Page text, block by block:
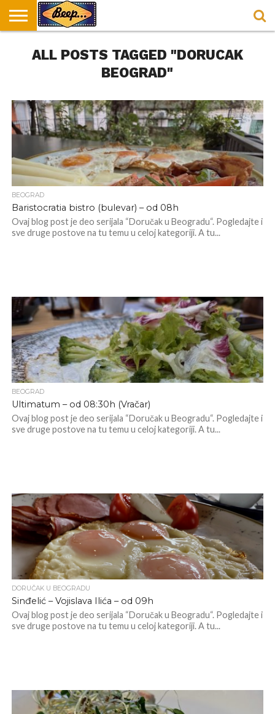
DORUČAK
SVAKODNEVICA
ENTERTAINMENT
LOKACIJE
ZA
HRANA I
RECEPTI
NEPUSACKI
LOKALI
ALL POSTS TAGGED "DORUCAK
BEOGRAD"
BEOGRAD
Baristocratia bistro (bulevar) – od 08h
Ovaj blog post je deo serijala “Doručak u Beogradu“. Pogledajte i
sve druge postove na tu temu u celoj kategoriji. A tu...
BEOGRAD
Ultimatum – od 08:30h (Vračar)
Ovaj blog post je deo serijala “Doručak u Beogradu“. Pogledajte i
sve druge postove na tu temu u celoj kategoriji. A tu...
DORUČAK U BEOGRADU
Sinđelić – Vojislava Ilića – od 09h
Ovaj blog post je deo serijala “Doručak u Beogradu“. Pogledajte i
sve druge postove na tu temu u celoj kategoriji. A tu...